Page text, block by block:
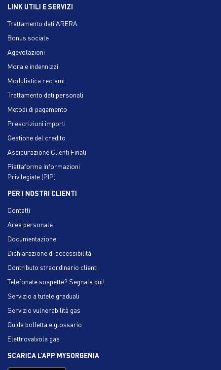
LINK UTILI E SERVIZI
Trattamento dati ARERA
Bonus sociale
Agevolazioni
Mora e indennizzi
Modulistica reclami
Trattamento dati personali
Metodi di pagamento
Prescrizioni importi
Gestione del credito
Assicurazione Clienti Finali
Piattaforma Informazioni
Privilegiate (PIP)
PER I NOSTRI CLIENTI
Contatti
Area personale
Documentazione
Dichiarazione di accessibilità
Contributo straordinario clienti
Telefonate sospette? Segnala qui!
Servizio a tutele graduali
Servizio vulnerabilità gas
Guida bolletta e glossario
Elettrovalvola gas
SCARICA L’APP MYSORGENIA